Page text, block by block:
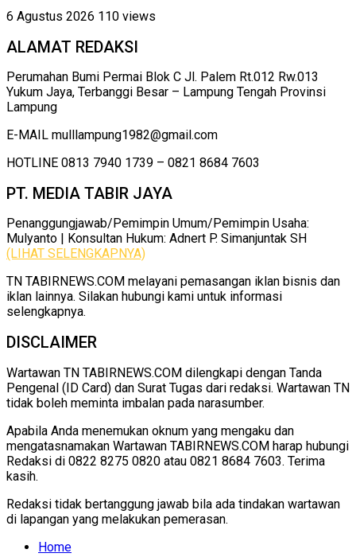
6 Agustus 2026 110 views
ALAMAT REDAKSI
Perumahan Bumi Permai Blok C Jl. Palem Rt.012 Rw.013
Yukum Jaya, Terbanggi Besar – Lampung Tengah Provinsi
Lampung
E-MAIL mulllampung1982@gmail.com
HOTLINE 0813 7940 1739 – 0821 8684 7603
PT. MEDIA TABIR JAYA
Penanggungjawab/Pemimpin Umum/Pemimpin Usaha:
Mulyanto | Konsultan Hukum: Adnert P. Simanjuntak SH
(LIHAT SELENGKAPNYA)
TN TABIRNEWS.COM melayani pemasangan iklan bisnis dan
iklan lainnya. Silakan hubungi kami untuk informasi
selengkapnya.
DISCLAIMER
Wartawan TN TABIRNEWS.COM dilengkapi dengan Tanda
Pengenal (ID Card) dan Surat Tugas dari redaksi. Wartawan TN
tidak boleh meminta imbalan pada narasumber.
Apabila Anda menemukan oknum yang mengaku dan
mengatasnamakan Wartawan TABIRNEWS.COM harap hubungi
Redaksi di 0822 8275 0820 atau 0821 8684 7603. Terima
kasih.
Redaksi tidak bertanggung jawab bila ada tindakan wartawan
di lapangan yang melakukan pemerasan.
Home